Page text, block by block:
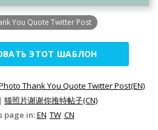
You Quote Twitter Post
ЭТОТ ШАБЛОН
Thank You Quote Twitter Post(EN)
| 猫照片谢谢你推特帖子(CN)
page in:EN TW CN